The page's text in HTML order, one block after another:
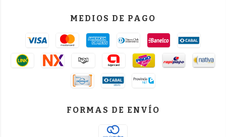
MEDIOS DE PAGO
FORMAS DE ENVÍO